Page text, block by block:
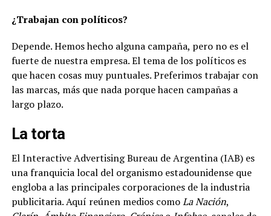
¿Trabajan con políticos?
Depende. Hemos hecho alguna campaña, pero no es el
fuerte de nuestra empresa. El tema de los políticos es
que hacen cosas muy puntuales. Preferimos trabajar con
las marcas, más que nada porque hacen campañas a
largo plazo.
La torta
El Interactive Advertising Bureau de Argentina (IAB) es
una franquicia local del organismo estadounidense que
engloba a las principales corporaciones de la industria
publicitaria. Aquí reúnen medios comoLa Nación,